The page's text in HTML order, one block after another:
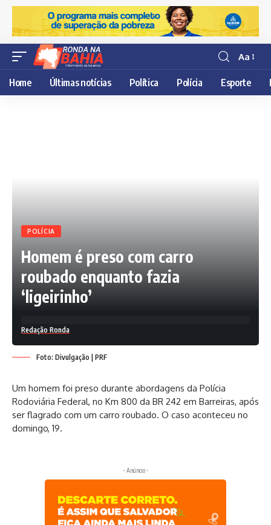
Resisor
de
fonte
Aa
Home Últimas notícias Política Polícia Esporte
POLÍCIA
Homem é preso com carro
roubado enquanto fazia
‘ligeirinho’
Redação Ronda
Foto: Divulgação | PRF
Um homem foi preso durante abordagens da Polícia
Rodoviária Federal, no Km 800 da BR 242 em Barreiras, após
ser flagrado com um carro roubado. O caso aconteceu no
domingo, 19.
- Anúncio -